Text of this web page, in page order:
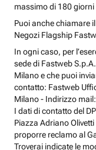
massimo di 180
Puoi anche chiamare
Negozi Flagship
In ogni caso, per
sede di Fastweb
Milano e che puoi
contatto: Fastweb
Milano - Indirizzo mail:
I dati di contatto del
Piazza Adriano
proporre reclamo al
Troverai indicate le